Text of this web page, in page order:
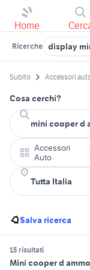
Home
Ricerche display
Subito Accessori
Cosa cerchi?
Accessori
Auto
Salva ricerca
15 risultati
Mini cooper d